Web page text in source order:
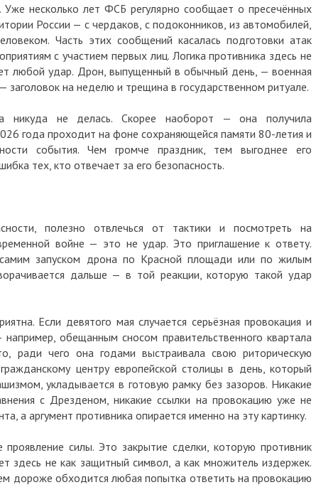
несколько лет ФСБ регулярно сообщает о пресечённых
России — с чердаков, с подоконников, из автомобилей,
Часть этих сообщений касалась подготовки атак
с участием первых лиц. Логика противника здесь не
любой удар. Дрон, выпущенный в обычный день, — военная
на неделю и трещина в государственном ритуале.
никуда не делась. Скорее наоборот — она получила
года проходит на фоне сохраняющейся памяти 80-летия и
события. Чем громче праздник, тем выгоднее его
тех, кто отвечает за его безопасность.
полезно отвлечься от тактики и посмотреть на
войне — это не удар. Это приглашение к ответу.
самим запуском дрона по Красной площади или по жилым
дальше — в той реакции, которую такой удар
Если девятого мая случается серьёзная провокация и
обещанным сносом правительственного квартала
ради чего она годами выстраивала свою риторическую
центру европейской столицы в день, который
укладывается в готовую рамку без зазоров. Никакие
с Дрезденом, никакие ссылки на провокацию уже не
а аргумент противника опирается именно на эту картинку.
силы. Это закрытие сделки, которую противник
здесь не как защитный символ, а как множитель издержек.
дороже обходится любая попытка ответить на провокацию